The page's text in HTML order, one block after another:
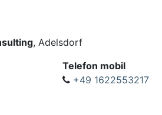
, Adelsdorf
Telefon mobil
+49 1622553217